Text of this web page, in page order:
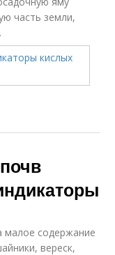
часть земли,
малое содержание
вереск,